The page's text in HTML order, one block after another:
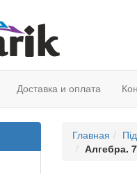
Доставка и оплата
Главная
Алгебра.